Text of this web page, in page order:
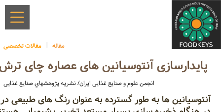
مقاله مقالات تخصصی
پایدارسازی آنتوسیانین های عصاره چای
انجمن علوم و صنایع غذایی ایران/ نشریه پژوهشهاي صنایع غذایی
آنتوسیانین ها به طور گسترده به عنوان رنگ های طبیعی در